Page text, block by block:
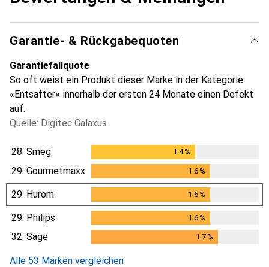
Garantie- & Rückgabequoten
Garantiefallquote
So oft weist ein Produkt dieser Marke in der Kategorie
«Entsafter» innerhalb der ersten 24 Monate einen Defekt
auf.
Quelle: Digitec Galaxus
28. Smeg 1.4%
29. Gourmetmaxx 1.6%
29. Hurom 1.6%
29. Philips 1.6%
32. Sage 1.7%
Alle 53 Marken vergleichen